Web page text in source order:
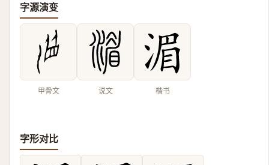
字源演变
甲骨文 说文 楷书
字形对比